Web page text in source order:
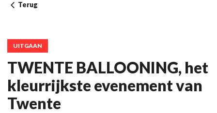
Terug
UITGAAN
TWENTE BALLOONING, het
kleurrijkste evenement van
Twente